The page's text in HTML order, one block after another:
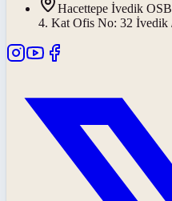
Hacettepe İvedik
4. Kat Ofis No: 32